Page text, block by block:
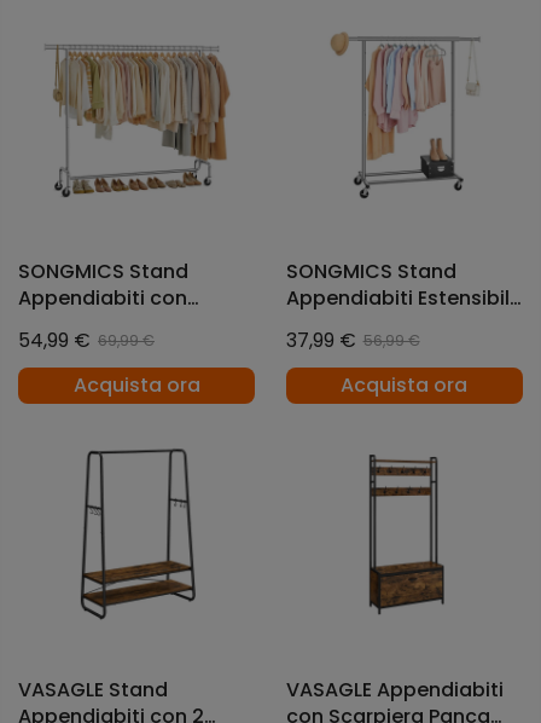
SONGMICS Stand
Appendiabiti con
54,99 € 69,99 €
Acquista ora
SONGMICS Stand
Appendiabiti Estensibile
Pesanti Portatile
Argento
37,99 € 56,99 €
Acquista ora
VASAGLE Stand
Appendiabiti con 2
VASAGLE Appendiabiti
con Scarpiera Panca